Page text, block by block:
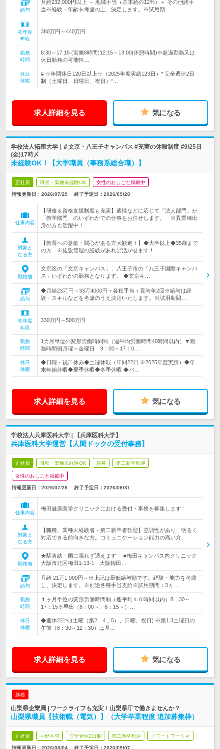
給与
月給232,000円以上 ＋ 地域手当（基本給の12%）＋ その他諸手
当※経験・年齢を考慮の上、決定します。※試用期…
初年度
年収
380万円～440万円
勤務
時間
8:30～17:15 (実働8時間)12:15～13:00(休憩時間)※超過勤務又は
休日勤務の可能性…
休日
休暇
# ☆年間休日120日以上☆（2025年度実績123日）* 完全週休2日
制（土曜日、日曜日、祝日）*…
求人詳細を見る 気になる
学校法人拓殖大学 | ＃文京・八王子キャンパス #充実の休暇制度 #9/25日
(金)17時〆
未経験OK！【大学職員（事務系総合職）】
正社員 職種・業種未経験OK 女性のおしごと掲載中
情報更新日：2026/07/29 終了予定日： 2026/09/28
仕事内容
【研修＆資格支援制度も充実】適性などに応じて「法人部門」か
「教学部門」のいずれかでの仕事をお任せします。 ※異業種出
身の方も活躍中！
対象と
なる方
【教育への意欲・関心がある方大歓迎！】◆大卒以上◆35歳まで
の方 ※施設管理の経験があれば活かせます！
勤務地
文京区の「文京キャンパス」、八王子市の「八王子国際キャンパ
ス」いずれかの勤務となります。 ◆文京キ…
給与
◆月給23万円～33万4000円＋各種手当＋賞与年2回※給与は経
験・スキルなどを考慮のうえ決定いたします。※試用期間…
初年度
年収
330万円～500万円
勤務
時間
1カ月単位の変形労働時間制（週平均労働時間40時間以内）▼勤
務時間例月曜～金曜日 9：00～17：0…
休日
休暇
◆日曜・祝日休み◆土曜休暇（年間22日 ※2025年度実績）◆年
末年始休暇◆夏季休暇◆冬季休暇 ◆バ…
求人詳細を見る 気になる
学校法人兵庫医科大学 | 【兵庫医科大学】
兵庫医科大学運営【人間ドックの受付事務】
正社員 職種・業種未経験OK 急募 第二新卒歓迎
女性のおしごと掲載中
情報更新日：2026/07/28 終了予定日： 2026/08/31
仕事内容
梅田健康医学クリニックにおける受付・事務を募集します！
対象と
なる方
【職種、業種未経験者・第二新卒者歓迎】協調性があり、明るく
対応できる前向きな方。コミュニケーション能力の高い方。
勤務地
★駅直結！雨に濡れず通えます！ ■梅田キャンパス内クリニック
大阪市北区梅田1-13-1 大阪梅田…
給与
月給 21万1,000円～※上記は最低給与額です。経験・能力を考慮
し、決定します。※別途各種手当支給※試用期間：3ヵ…
勤務
時間
１ヶ月単位の変形労働時間制（週平均４０時間以内）8：30～
17：15※早出（8：00～、8：15～）…
休日
休暇
◆週休2日制(土曜（第2，4，5）、日曜、祝日) ※第1.3土曜日の
午前（8：30～12：30）は基…
求人詳細を見る 気になる
新着
山梨県企業局 | ワークライフも充実！山梨県庁で働きませんか？
山梨県職員【技術職（電気）】（大学卒業程度 追加募集枠）
正社員 学歴不問 完全週休2日制 第二新卒歓迎 リモートワーク可
情報更新日：2026/08/04 終了予定日： 2026/09/07